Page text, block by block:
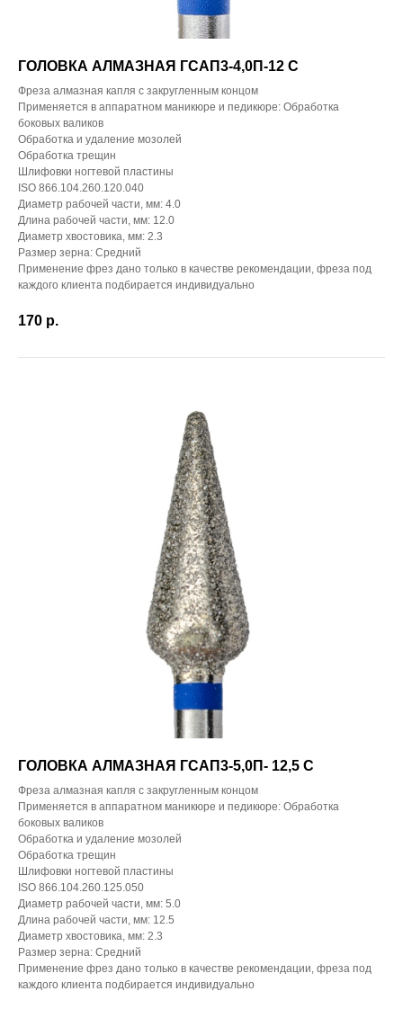
ГОЛОВКА АЛМАЗНАЯ ГСАП3-4,0П-12 С
Фреза алмазная капля с закругленным концом
Применяется в аппаратном маникюре и педикюре: Обработка
боковых валиков
Обработка и удаление мозолей
Обработка трещин
Шлифовки ногтевой пластины
ISO 866.104.260.120.040
Диаметр рабочей части, мм: 4.0
Длина рабочей части, мм: 12.0
Диаметр хвостовика, мм: 2.3
Размер зерна: Средний
Применение фрез дано только в качестве рекомендации, фреза под
каждого клиента подбирается индивидуально
170 р.
ГОЛОВКА АЛМАЗНАЯ ГСАП3-5,0П- 12,5 С
Фреза алмазная капля с закругленным концом
Применяется в аппаратном маникюре и педикюре: Обработка
боковых валиков
Обработка и удаление мозолей
Обработка трещин
Шлифовки ногтевой пластины
ISO 866.104.260.125.050
Диаметр рабочей части, мм: 5.0
Длина рабочей части, мм: 12.5
Диаметр хвостовика, мм: 2.3
Размер зерна: Средний
Применение фрез дано только в качестве рекомендации, фреза под
каждого клиента подбирается индивидуально